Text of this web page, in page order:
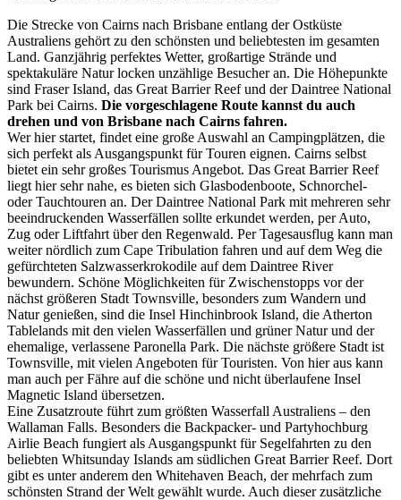
Die Strecke von Cairns nach Brisbane entlang der Ostküste
Australiens gehört zu den schönsten und beliebtesten im gesamten
Land. Ganzjährig perfektes Wetter, großartige Strände und
spektakuläre Natur locken unzählige Besucher an. Die Höhepunkte
sind Fraser Island, das Great Barrier Reef und der Daintree National
Park bei Cairns. Die vorgeschlagene Route kannst du auch
drehen und von Brisbane nach Cairns fahren.
Wer hier startet, findet eine große Auswahl an Campingplätzen, die
sich perfekt als Ausgangspunkt für Touren eignen. Cairns selbst
bietet ein sehr großes Tourismus Angebot. Das Great Barrier Reef
liegt hier sehr nahe, es bieten sich Glasbodenboote, Schnorchel-
oder Tauchtouren an. Der Daintree National Park mit mehreren sehr
beeindruckenden Wasserfällen sollte erkundet werden, per Auto,
Zug oder Liftfahrt über den Regenwald. Per Tagesausflug kann man
weiter nördlich zum Cape Tribulation fahren und auf dem Weg die
gefürchteten Salzwasserkrokodile auf dem Daintree River
bewundern. Schöne Möglichkeiten für Zwischenstopps vor der
nächst größeren Stadt Townsville, besonders zum Wandern und
Natur genießen, sind die Insel Hinchinbrook Island, die Atherton
Tablelands mit den vielen Wasserfällen und grüner Natur und der
ehemalige, verlassene Paronella Park. Die nächste größere Stadt ist
Townsville, mit vielen Angeboten für Touristen. Von hier aus kann
man auch per Fähre auf die schöne und nicht überlaufene Insel
Magnetic Island übersetzen.
Eine Zusatzroute führt zum größten Wasserfall Australiens – den
Wallaman Falls. Besonders die Backpacker- und Partyhochburg
Airlie Beach fungiert als Ausgangspunkt für Segelfahrten zu den
beliebten Whitsunday Islands am südlichen Great Barrier Reef. Dort
gibt es unter anderem den Whitehaven Beach, der mehrfach zum
schönsten Strand der Welt gewählt wurde. Auch dieser zusätzliche